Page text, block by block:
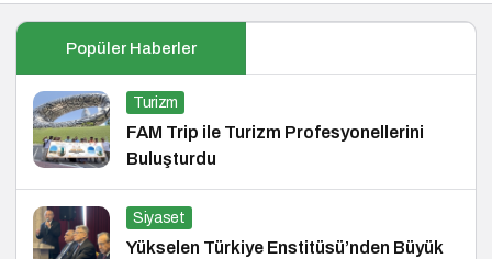
Popüler Haberler
Turizm
FAM Trip ile Turizm Profesyonellerini
Buluşturdu
Siyaset
Yükselen Türkiye Enstitüsü’nden Büyük